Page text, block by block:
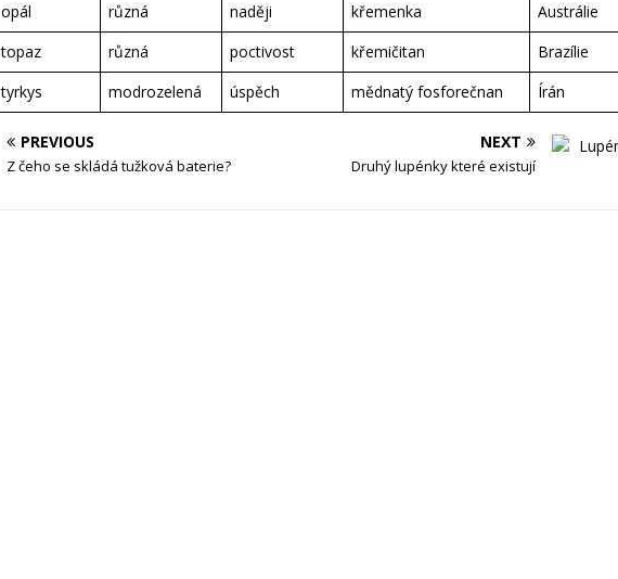
opál různá naději křemenka
Austrálie
topaz různá poctivost křemičitan
Brazílie
tyrkys modrozelená úspěch mědnatý fosforečnan Írán
PREVIOUS
Z čeho se skládá tužková baterie?
NEXT
Druhý lupénky které existují